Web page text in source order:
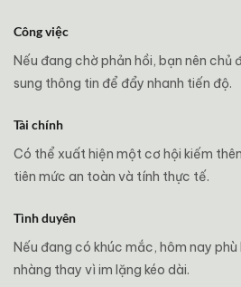
Công việc
Nếu đang chờ phản hồi, bạn nên chủ
sung thông tin để đẩy nhanh tiến độ.
Tài chính
Có thể xuất hiện một cơ hội kiếm
tiên mức an toàn và tính thực tế.
Tình duyên
Nếu đang có khúc mắc, hôm nay
nhàng thay vì im lặng kéo dài.